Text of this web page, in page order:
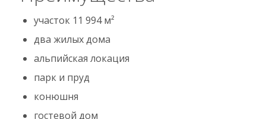
участок 11 994 м²
два жилых дома
альпийская локация
парк и пруд
конюшня
гостевой дом